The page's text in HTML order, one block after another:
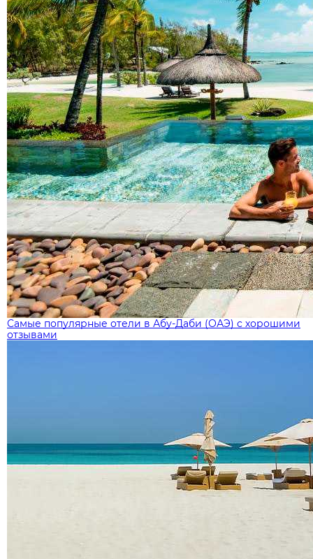
Самые популярные отели в Абу-Даби (ОАЭ) с хорошими
отзывами